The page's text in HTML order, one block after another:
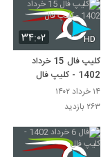
۳۴:۰۲ HD
کلیپ فال 15 خرداد
1402 - کلیپ فال
۱۴ خرداد ۱۴۰۲
۲۶۳ بازدید